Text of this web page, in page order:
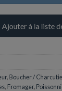
Ajouter à la liste
, Boucher /
, Fromager,